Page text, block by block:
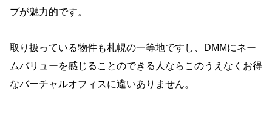
プが魅力的です。
取り扱っている物件も札幌の一等地ですし、DMMにネー
ムバリューを感じることのできる人ならこのうえなくお得
なバーチャルオフィスに違いありません。